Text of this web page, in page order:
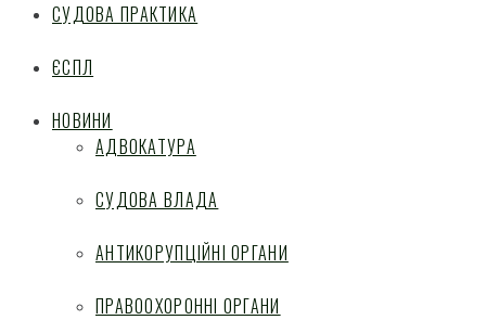
СУДОВА ПРАКТИКА
ЄСПЛ
НОВИНИ
АДВОКАТУРА
СУДОВА ВЛАДА
АНТИКОРУПЦІЙНІ ОРГАНИ
ПРАВООХОРОННІ ОРГАНИ